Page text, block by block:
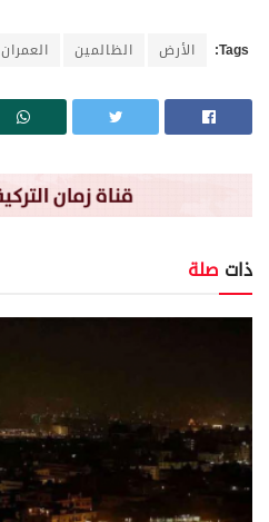
Tags: الأرض الظالمين العمران
ذات صلة